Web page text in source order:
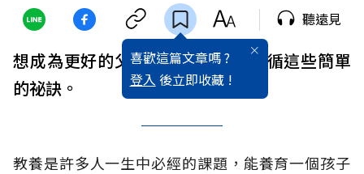
喜歡這篇文章嗎 ?
登入 後立即收藏 !
聽遠見
想成為更好的父母？也許你可以依循這些簡單
的祕訣。
教養是許多人一生中必經的課題，能養育一個孩子